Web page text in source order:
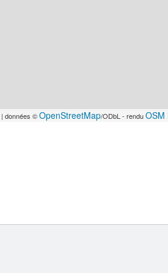
| données ©OpenStreetMap/ODbL - renduOSM